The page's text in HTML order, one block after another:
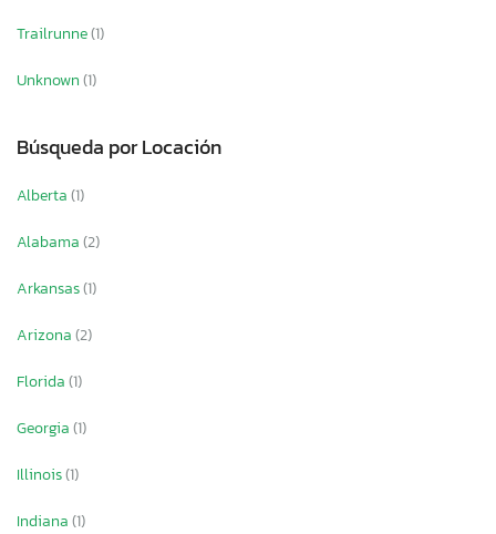
Trailrunne(1)
Unknown(1)
Búsqueda por Locación
Alberta(1)
Alabama(2)
Arkansas(1)
Arizona(2)
Florida(1)
Georgia(1)
Illinois(1)
Indiana(1)